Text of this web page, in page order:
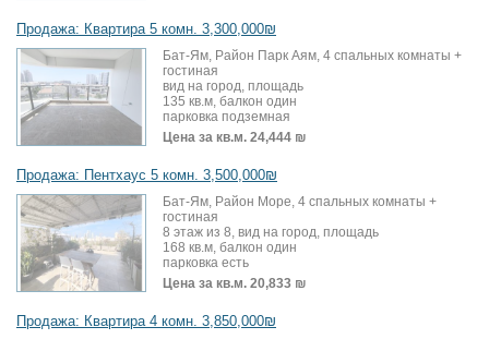
Продажа: Квартира 5 комн. 3,300,000₪
Бат-Ям, Район Парк Аям, 4 спальных комнаты +
гостиная
вид на город, площадь
135 кв.м, балкон один
парковка подземная
Цена за кв.м. 24,444 ₪
Продажа: Пентхаус 5 комн. 3,500,000₪
Бат-Ям, Район Море, 4 спальных комнаты +
гостиная
8 этаж из 8, вид на город, площадь
168 кв.м, балкон один
парковка есть
Цена за кв.м. 20,833 ₪
Продажа: Квартира 4 комн. 3,850,000₪